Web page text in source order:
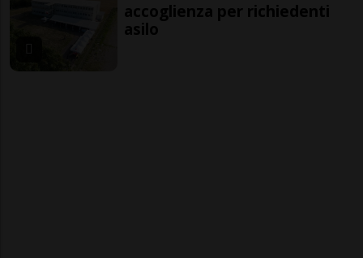
accoglienza per richiedenti
asilo